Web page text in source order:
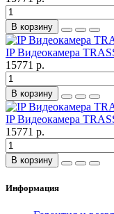
В корзину
IP Видеокамера
15771 р.
В корзину
IP Видеокамера
15771 р.
В корзину
Информация